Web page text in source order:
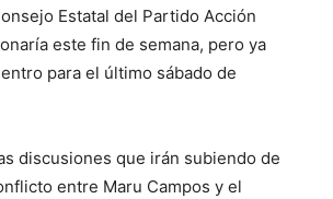
Estatal del Partido Acción
este fin de semana, pero ya
para el último sábado de
discusiones que irán subiendo de
entre Maru Campos y el